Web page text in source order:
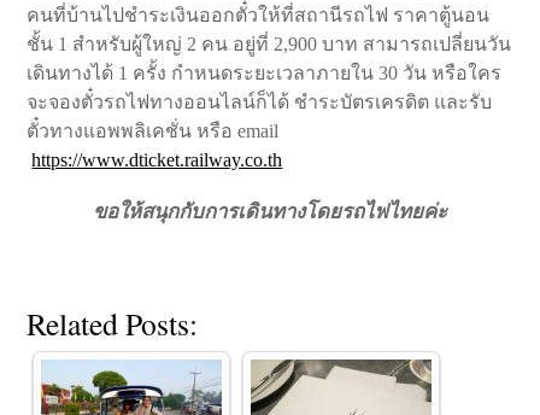
คนที่บ้านไปชำระเงินออกตั๋วให้ที่สถานีรถไฟ ราคาตู้นอน
ชั้น 1 สำหรับผู้ใหญ่ 2 คน อยู่ที่ 2,900 บาท สามารถเปลี่ยนวัน
เดินทางได้ 1 ครั้ง กำหนดระยะเวลาภายใน 30 วัน หรือใคร
จะจองตั๋วรถไฟทางออนไลน์ก็ได้ ชำระบัตรเครดิต และรับ
ตั๋วทางแอพพลิเคชั่น หรือ email
https://www.dticket.railway.co.th
ขอให้สนุกกับการเดินทางโดยรถไฟไทยค่ะ
Related Posts: